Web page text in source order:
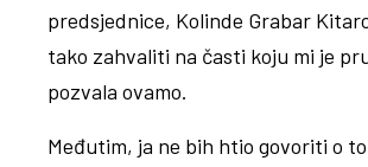
predsjednice, Kolinde Grabar
tako zahvaliti na časti koju mi je
pozvala ovamo.
Međutim, ja ne bih htio govoriti o